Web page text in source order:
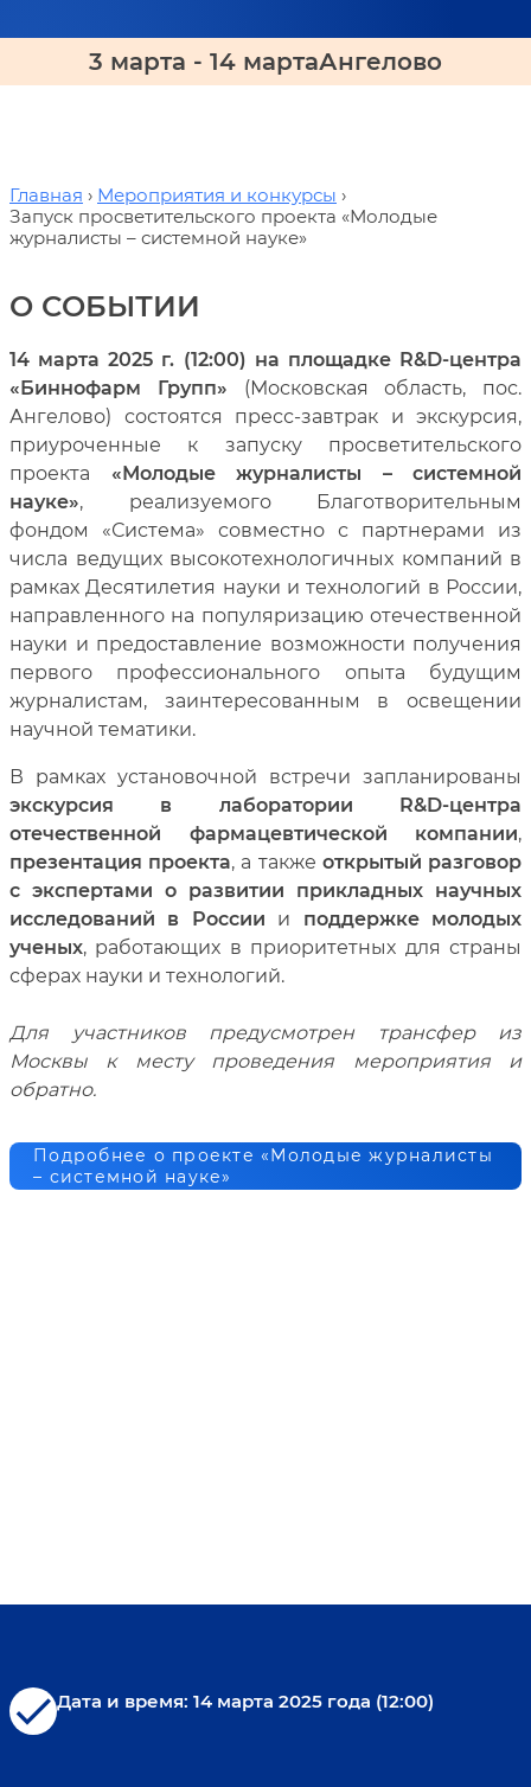
3 марта - 14 мартаАнгелово
Главная
Мероприятия и конкурсы
Запуск просветительского проекта «Молодые
журналисты – системной науке»
О СОБЫТИИ
14 марта 2025 г. (12:00) на площадке R&D-центра
«Биннофарм Групп» (Московская область, пос.
Ангелово) состоятся пресс-завтрак и экскурсия,
приуроченные к запуску просветительского
проекта «Молодые журналисты – системной
науке», реализуемого Благотворительным
фондом «Система» совместно с партнерами из
числа ведущих высокотехнологичных компаний в
рамках Десятилетия науки и технологий в России,
направленного на популяризацию отечественной
науки и предоставление возможности получения
первого профессионального опыта будущим
журналистам, заинтересованным в освещении
научной тематики.
В рамках установочной встречи запланированы
экскурсия в лаборатории R&D-центра
отечественной фармацевтической компании,
презентация проекта, а также открытый разговор
с экспертами о развитии прикладных научных
исследований в России и поддержке молодых
ученых, работающих в приоритетных для страны
сферах науки и технологий.
Для участников предусмотрен трансфер из
Москвы к месту проведения мероприятия и
обратно.
Подробнее о проекте «Молодые журналисты
– системной науке»
checkДата и время: 14 марта 2025 года (12:00)